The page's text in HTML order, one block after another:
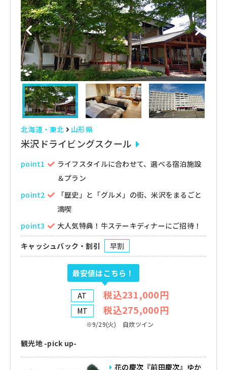
北海道・東北 山形県
米沢ドライビングスクール
point1
ライフスタイルに合わせて、選べる宿泊施設
＆プラン
point2
「歴史」と「グルメ」の街、米沢をまるごと
満喫
point3
大人気特典！牛ステーキディナーにご招待！
キャッシュバック・割引
早割
最安値はこちら！
AT 税込231,000円
MT 税込275,000円
※9/29(火) 自炊ツイン
観光地 -pick up-
花の慶次『前田慶次』ゆか